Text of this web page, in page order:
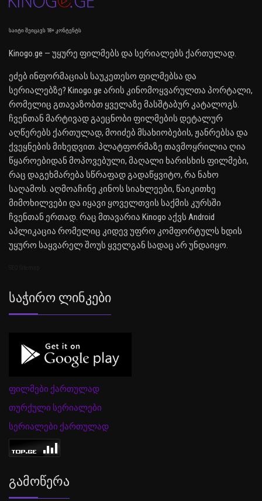
საიტი შეიცავს 18+ კონტენტს
Kinogo.ge — უყურე ფილმებს და სერიალებს ქართულად.
ეძებ ინფორმაციას საუკეთესო ფილმებსა და
სერიალებზე? Kinogo.ge არის კინომოყვარულთა პორტალი,
რომელიც გთავაზობთ ყველაზე მასშტაბურ კატალოგს.
ჩვენთან მარტივად გაეცნობი ფილმების დეტალურ
აღწერებს ქართულად, მოიძებ მსახიობების, ჟანრებსა და
ქვეყნების მიხედვით. პლატფორმაზე თავმოყრილია ღია
წყაროებიდან მოპოვებული, მაღალი ხარისხის ფილმები,
რაც დაგეხმარება სწრაფად გადაწყვიტო, რა ნახო
საღამოს. აღმოაჩინე კინოს სიახლეები, წაიკითხე
მიმოხილვები და იყავი ყოველთვის საქმის კურსში
ჩვენთან ერთად. რაც მთავარია Kinogo აქვს Android
აპლიკაცია რომელიც კიდევ უფრო კომფორტულს ხდის
უყურო საყვარელ შოუს ყველგან სადაც არ უნდაიყო.
Საჭირო Ლინკები
ფილმები ქართულად
თურქული სერიალები
სერიალები ქართულად
Გამოწერა